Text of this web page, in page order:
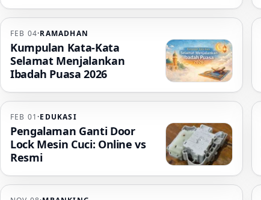
FEB 04·RAMADHAN
Kumpulan Kata-Kata
Selamat Menjalankan
Ibadah Puasa 2026
FEB 01 ·EDUKASI
Pengalaman Ganti Door
Lock Mesin Cuci: Online vs
Resmi